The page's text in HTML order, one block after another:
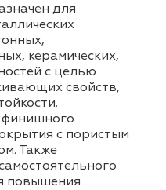
для
керамических,
с целью
свойств,
финишного
с пористым
Также
повышения